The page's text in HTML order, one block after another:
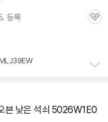
등록
관
치
븐 낮은 석쇠 5026W1E0